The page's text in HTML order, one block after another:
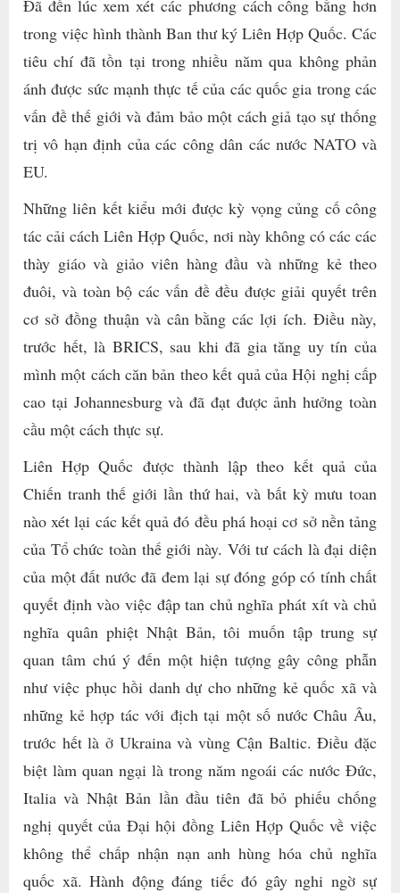
Đã đến lúc xem xét các phương cách công bằng hơn
trong việc hình thành Ban thư ký Liên Hợp Quốc. Các
tiêu chí đã tồn tại trong nhiều năm qua không phản
ánh được sức mạnh thực tế của các quốc gia trong các
vấn đề thế giới và đảm bảo một cách giả tạo sự thống
trị vô hạn định của các công dân các nước NATO và
EU.
Những liên kết kiểu mới được kỳ vọng củng cố công
tác cải cách Liên Hợp Quốc, nơi này không có các các
thày giáo và giảo viên hàng đầu và những kẻ theo
đuôi, và toàn bộ các vấn đề đều được giải quyết trên
cơ sở đồng thuận và cân bằng các lợi ích. Điều này,
trước hết, là BRICS, sau khi đã gia tăng uy tín của
mình một cách căn bản theo kết quả của Hội nghị cấp
cao tại Johannesburg và đã đạt được ảnh hưởng toàn
cầu một cách thực sự.
Liên Hợp Quốc được thành lập theo kết quả của
Chiến tranh thế giới lần thứ hai, và bất kỳ mưu toan
nào xét lại các kết quả đó đều phá hoại cơ sở nền tảng
của Tổ chức toàn thế giới này. Với tư cách là đại diện
của một đất nước đã đem lại sự đóng góp có tính chất
quyết định vào việc đập tan chủ nghĩa phát xít và chủ
nghĩa quân phiệt Nhật Bản, tôi muốn tập trung sự
quan tâm chú ý đến một hiện tượng gây công phẫn
như việc phục hồi danh dự cho những kẻ quốc xã và
những kẻ hợp tác với địch tại một số nước Châu Âu,
trước hết là ở Ukraina và vùng Cận Baltic. Điều đặc
biệt làm quan ngại là trong năm ngoái các nước Đức,
Italia và Nhật Bản lần đầu tiên đã bỏ phiếu chống
nghị quyết của Đại hội đồng Liên Hợp Quốc về việc
không thể chấp nhận nạn anh hùng hóa chủ nghĩa
quốc xã. Hành động đáng tiếc đó gây nghi ngờ sự